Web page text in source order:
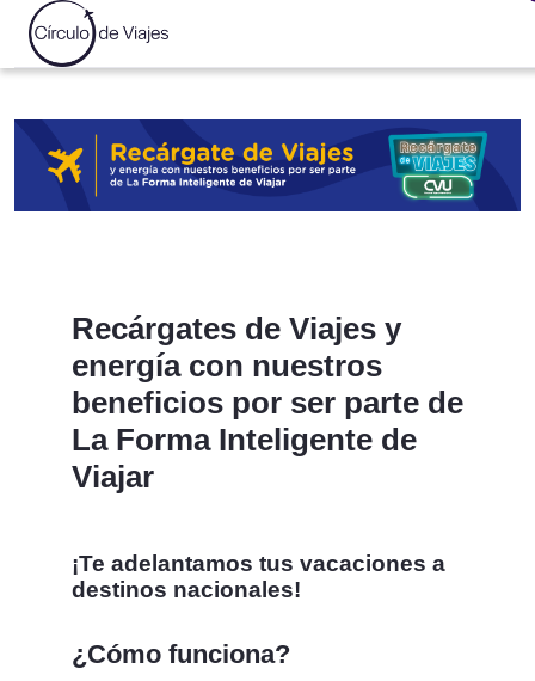
Recárgates de Viajes y
energía con nuestros
beneficios por ser parte de
La Forma Inteligente de
Viajar
¡Te adelantamos tus vacaciones a
destinos nacionales!
¿Cómo funciona?